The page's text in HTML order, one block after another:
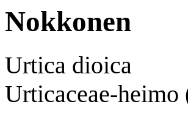
Nokkonen
Urtica dioica
Urticaceae-